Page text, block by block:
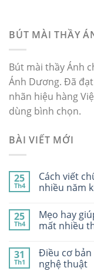
BÚT MÀI THẦY
Bút mài thầy Ánh
Ánh Dương. Đã
nhãn hiệu hàng
dùng bình chọn.
BÀI VIẾT MỚI
25
Th4
Cách viết
nhiều năm
25
Th4
Mẹo hay
mất nhiều
31
Th1
Điều cơ bản
nghệ thuật